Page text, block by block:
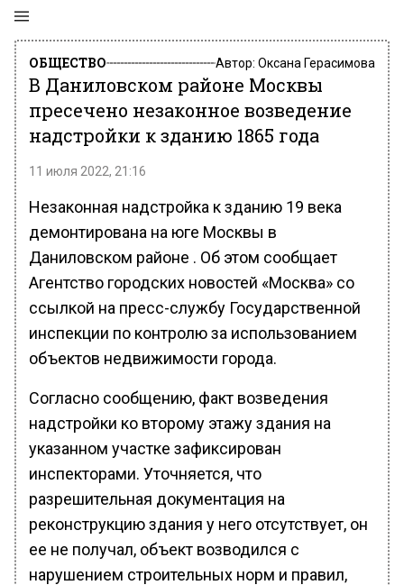
ОБЩЕСТВО Автор: Оксана Герасимова
В Даниловском районе Москвы
пресечено незаконное возведение
надстройки к зданию 1865 года
11 июля 2022, 21:16
Незаконная надстройка к зданию 19 века
демонтирована на юге Москвы в
Даниловском районе . Об этом сообщает
Агентство городских новостей «Москва» со
ссылкой на пресс-службу Государственной
инспекции по контролю за использованием
объектов недвижимости города.
Согласно сообщению, факт возведения
надстройки ко второму этажу здания на
указанном участке зафиксирован
инспекторами. Уточняется, что
разрешительная документация на
реконструкцию здания у него отсутствует, он
ее не получал, объект возводился с
нарушением строительных норм и правил,